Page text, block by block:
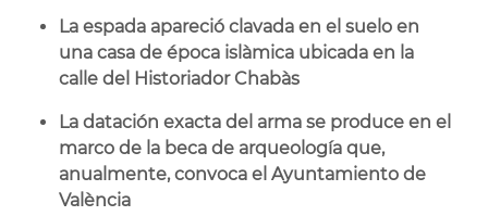
La espada apareció clavada en el suelo en
una casa de época islàmica ubicada en la
calle del Historiador Chabàs
La datación exacta del arma se produce en el
marco de la beca de arqueología que,
anualmente, convoca el Ayuntamiento de
València